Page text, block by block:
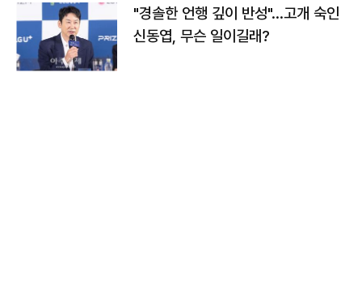
"경솔한 언행 깊이 반성"…고개 숙인
신동엽, 무슨 일이길래?